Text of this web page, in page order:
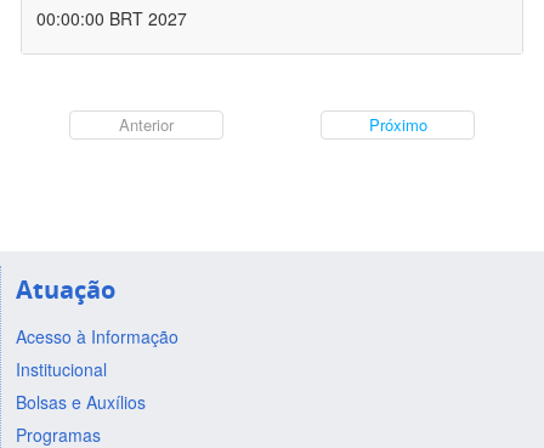
00:00:00 BRT 2027
Anterior Próximo
Atuação
Acesso à Informação
Institucional
Bolsas e Auxílios
Programas